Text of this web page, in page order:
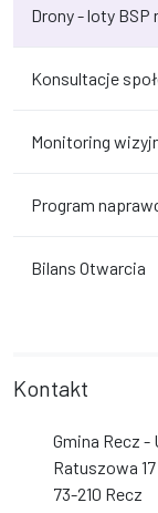
Drony - loty BSP
Konsultacje
Monitoring
Program
Bilans Otwarcia
Kontakt
Gmina Recz -
Ratuszowa 17
73-210 Recz